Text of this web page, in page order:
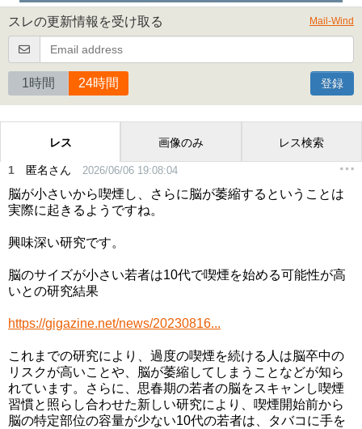
スレの更新情報を受け取る Mail-Wind
1時間 24時間 登録
レス 画像のみ レス検索
1 匿名さん 2026/06/06 19:08:04
脳が小さいから喫煙し、さらに脳が萎縮するということは
実際に起きるようですね。
興味深い研究です。
脳のサイズが小さい若者は10代で喫煙を始める可能性が高
いとの研究結果
https://gigazine.net/news/20230816...
これまでの研究により、過度の喫煙を続ける人は脳卒中の
リスクが高いことや、脳が萎縮してしまうことなどが知ら
れています。さらに、思春期の若者の脳をスキャンし喫煙
習慣と照らし合わせた新しい研究により、喫煙開始前から
脳の特定部位の容量が少ない10代の若者は、タバコに手を